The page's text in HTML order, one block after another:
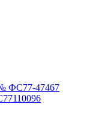
ФС77-47467